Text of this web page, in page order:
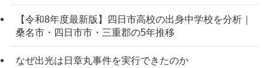
【令和8年度最新版】四日市高校の出身中学校を分析｜
桑名市・四日市市・三重郡の5年推移
なぜ出光は日章丸事件を実行できたのか